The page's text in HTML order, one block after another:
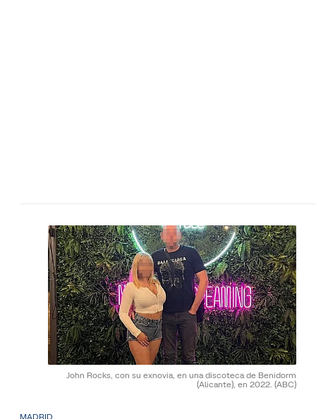
John Rocks, con su exnovia, en una discoteca de Benidorm
(Alicante), en 2022. (ABC)
MADRID